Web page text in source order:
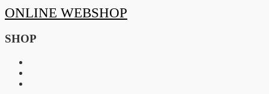
ONLINE WEBSHOP
SHOP